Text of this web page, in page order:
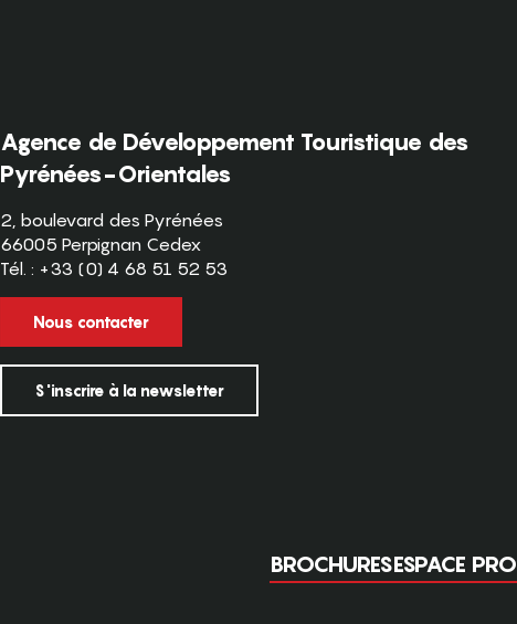
Agence de Développement Touristique des
Pyrénées-Orientales
2, boulevard des Pyrénées
66005 Perpignan Cedex
Tél. : +33 (0) 4 68 51 52 53
Nous contacter
S'inscrire à la newsletter
BROCHURESESPACE PRO